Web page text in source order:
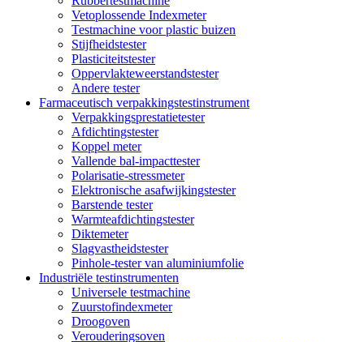
Vetoplossende Indexmeter
Testmachine voor plastic buizen
Stijfheidstester
Plasticiteitstester
Oppervlakteweerstandstester
Andere tester
Farmaceutisch verpakkingstestinstrument
Verpakkingsprestatietester
Afdichtingstester
Koppel meter
Vallende bal-impacttester
Polarisatie-stressmeter
Elektronische asafwijkingstester
Barstende tester
Warmteafdichtingstester
Diktemeter
Slagvastheidstester
Pinhole-tester van aluminiumfolie
Industriële testinstrumenten
Universele testmachine
Zuurstofindexmeter
Droogoven
Verouderingsoven